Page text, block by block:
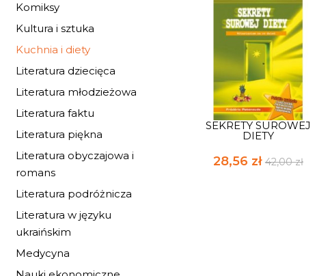
Komiksy
Kultura i sztuka
Kuchnia i diety
Literatura dziecięca
Literatura młodzieżowa
Literatura faktu
Literatura piękna
Literatura obyczajowa i
romans
Literatura podróżnicza
Literatura w języku
ukraińskim
Medycyna
SEKRETY SUROWEJ
DIETY
28,56 zł 42,00 zł